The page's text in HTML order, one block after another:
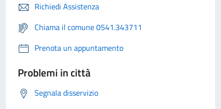
Richiedi Assistenza
Chiama il comune 0541.343711
Prenota un appuntamento
Problemi in città
Segnala disservizio